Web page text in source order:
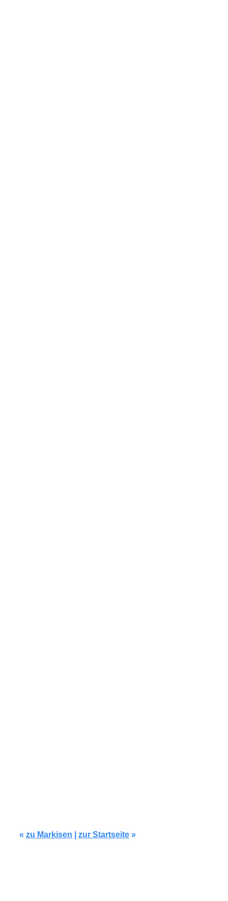
« zu Markisen zur Startseite»